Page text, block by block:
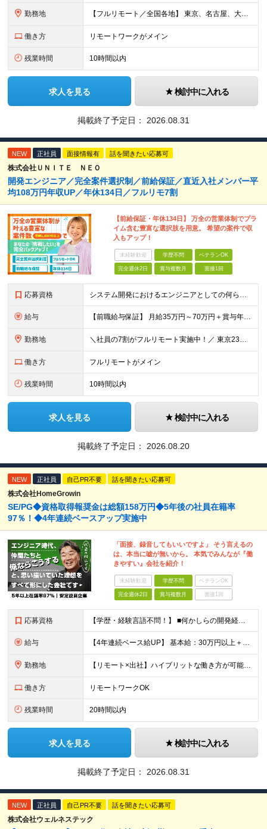
勤務地 【フルリモート／全国各地】 東京、名古屋、大阪、福岡を中心とした全国のプロジェクトにアサイン。 ※プロジェクトは完全選択制です。 ※フルリモート、ハイブリッド型、常駐案件から自由に選択可能です。 ※転
働き方 リモートワークがメイン
残業時間 10時間以内
求人を見る 検討中に入れる
掲載終了予定日： 2026.08.31
NEW 正社員 面接情報有 話を聞きたい応募可
株式会社ＵＮＩＴＥ ＮＥＯ
開発エンジニア／完全案件選択制／前給保証／直近入社メンバー平
均108万円年収UP／年休134日／フルリモ7割
【前給保証・年休134日】 万全の営業体制でプラ
イム含む豊富な選択肢を用意。 希望の案件で収
入もアップ！
未経験歓迎 学歴不問 ベテランOK
完全週休2日 賞与複数月 面接1回
応募資格 システム開発におけるエンジニアとしての何らかの実務経験（年数不問） ※要件定義、基本設計、詳細設計、製造、検証、運用保守 少しでも実務経験があれば、まずは気軽にエントリーしてみてください！ ／／／／
給与 【前職給与保証】 月給35万円～70万円＋賞与年2回＋各種手当 ※前職の給与・スキル・経験を考慮の上、決定いたします。 ※月給には固定残業代（月30時間分／5万円～10万円）を含みます。超過分は別途
勤務地 ＼社員の7割がフルリモート実施中！／ 東京23区内など1都3県を中心としたプロジェクト先での勤務となります。 ※勤務地は希望を考慮します ≪本社≫ 東京都渋谷区恵比寿南1丁目3番7号 隅越ビル5階
働き方 フルリモートがメイン
残業時間 10時間以内
求人を見る 検討中に入れる
掲載終了予定日： 2026.08.20
NEW 正社員 自己PR不要 話を聞きたい応募可
株式会社HomeGrowin
SE/PG◆資格取得報奨金は総額158万円◆5年後の社員在籍率
97％！◆4年連続ベースアップ実施中
「面接、録音してもいいですよ」 そう言えるの
は、本当に嘘が無いから。 本気でみんなが『働
きやすい』会社を紹介！
未経験歓迎 学歴不問 ベテランOK
完全週休2日 賞与複数月 面接1回
応募資格 【学歴・経験言語不問！】 ■何かしらの開発経験をお持ちの方 ■SESにおいて自走してプロジェクトに参画したご経験をお持ちの方 ≪当求人では当社評価基準【J2】相当のご経験者様を募集しています≫ 当社
給与 【4年連続ベース給UP】 基本給：30万円以上＋残業代(全額)＋各種手当 ※みなし残業なし ※基本給は経験や前職の給与を十分に考慮します ※交通費別途支給 ※6ヶ月間の試用期間があります（給与・待遇は
勤務地 【リモート×出社】ハイブリットな働き方が可能！ 東京、神奈川、埼玉、千葉のプロジェクト先 ■本社 神奈川県横浜市神奈川区栄町3-12 パシフィックマークス横浜イースト6F ■事業所(東京都最寄駅のみ
働き方 リモートワークOK
残業時間 20時間以内
求人を見る 検討中に入れる
掲載終了予定日： 2026.08.31
NEW 正社員 自己PR不要 話を聞きたい応募可
株式会社ウェルネステック